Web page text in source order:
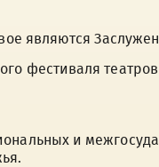
являются
фестиваля
и